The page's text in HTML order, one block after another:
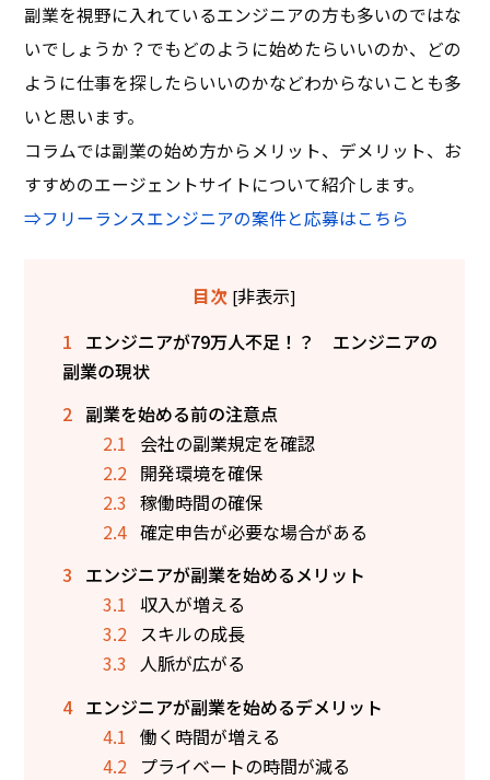
副業を視野に入れているエンジニアの方も多いのではな
いでしょうか？でもどのように始めたらいいのか、どの
ように仕事を探したらいいのかなどわからないことも多
いと思います。
コラムでは副業の始め方からメリット、デメリット、お
すすめのエージェントサイトについて紹介します。
⇒フリーランスエンジニアの案件と応募はこちら
目次 [非表示]
1 エンジニアが79万人不足！？ エンジニアの
副業の現状
2 副業を始める前の注意点
2.1
会社の副業規定を確認
2.2 開発環境を確保
2.3 稼働時間の確保
2.4 確定申告が必要な場合がある
3 エンジニアが副業を始めるメリット
3.1 収入が増える
3.2 スキルの成長
3.3 人脈が広がる
4 エンジニアが副業を始めるデメリット
4.1 働く時間が増える
4.2
プライベートの時間が減る